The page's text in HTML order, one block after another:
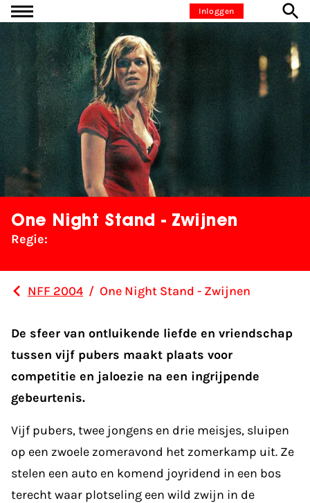
Ga naar inhoudInloggen
One Night Stand - Zwijnen
Regie:
NFF 2004 / One Night Stand - Zwijnen
De sfeer van ontluikende liefde en vriendschap
tussen vijf pubers maakt plaats voor
competitie en jaloezie na een ingrijpende
gebeurtenis.
Vijf pubers, twee jongens en drie meisjes, sluipen
op een zwoele zomeravond het zomerkamp uit. Ze
stelen een auto en komend joyridend in een bos
terecht waar plotseling een wild zwijn in de